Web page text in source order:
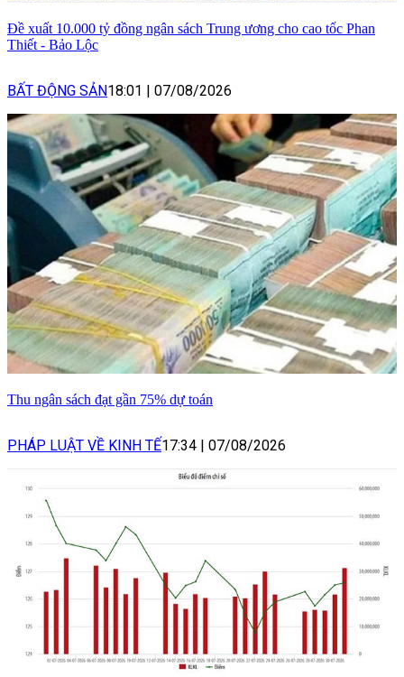
Đề xuất 10.000 tỷ đồng ngân sách Trung ương cho cao tốc Phan
Thiết - Bảo Lộc
BẤT ĐỘNG SẢN18:01 07/08/2026
Thu ngân sách đạt gần 75% dự toán
PHÁP LUẬT VỀ KINH TẾ17:34 07/08/2026